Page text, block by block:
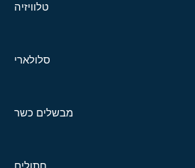
טלוויזיה
סלולארי
מבשלים כשר
חתולים